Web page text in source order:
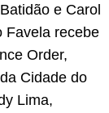
e Carol
Favela recebe
Order,
Cidade do
Lima,